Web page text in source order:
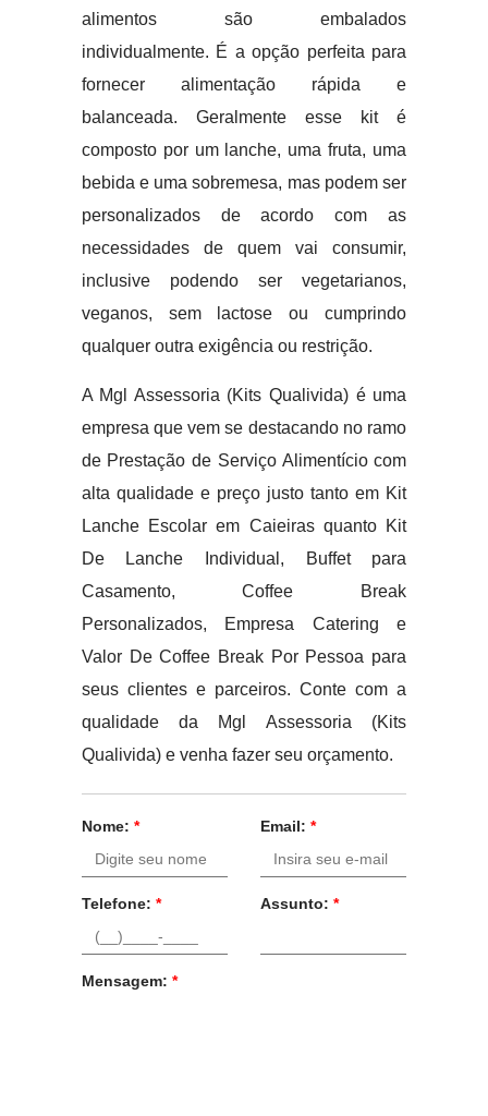
alimentos são embalados
individualmente. É a opção perfeita para
fornecer alimentação rápida e
balanceada. Geralmente esse kit é
composto por um lanche, uma fruta, uma
bebida e uma sobremesa, mas podem ser
personalizados de acordo com as
necessidades de quem vai consumir,
inclusive podendo ser vegetarianos,
veganos, sem lactose ou cumprindo
qualquer outra exigência ou restrição.
A Mgl Assessoria (Kits Qualivida) é uma
empresa que vem se destacando no ramo
de Prestação de Serviço Alimentício com
alta qualidade e preço justo tanto em Kit
Lanche Escolar em Caieiras quanto Kit
De Lanche Individual, Buffet para
Casamento, Coffee Break
Personalizados, Empresa Catering e
Valor De Coffee Break Por Pessoa para
seus clientes e parceiros. Conte com a
qualidade da Mgl Assessoria (Kits
Qualivida) e venha fazer seu orçamento.
Nome: * Email: *
Telefone: * Assunto: *
Mensagem: *